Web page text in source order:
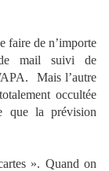
faire de n’importe
mail suivi de
Mais l’autre
occultée
que la prévision
». Quand on